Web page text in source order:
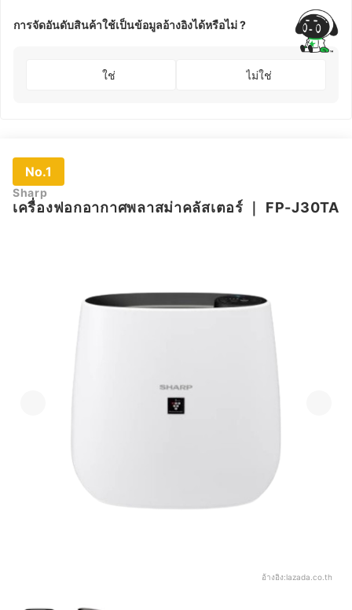
การจัดอันดับสินค้าใช้เป็นข้อมูลอ้างอิงได้หรือไม่ ?
ใช่ ไม่ใช่
No.1
Sharp
เครื่องฟอกอากาศพลาสม่าคลัสเตอร์ FP-J30TA
อ้างอิง:lazada.co.th